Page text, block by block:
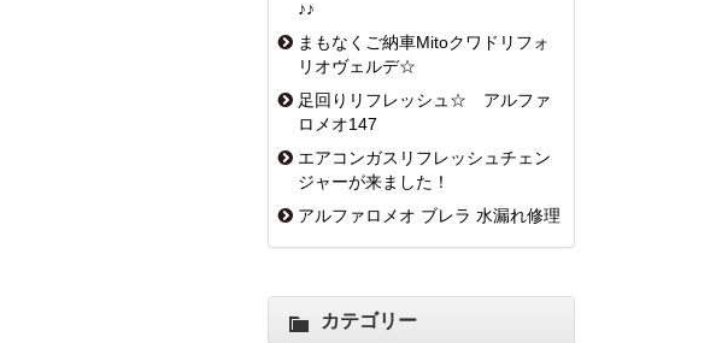
♪♪
まもなくご納車Mitoクワドリフォ
リオヴェルデ☆
足回りリフレッシュ☆ アルファ
ロメオ147
エアコンガスリフレッシュチェン
ジャーが来ました！
アルファロメオ ブレラ 水漏れ修理
カテゴリー